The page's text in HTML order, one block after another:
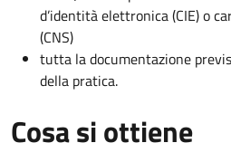
d’identità elettronica (CIE) o
(CNS)
tutta la documentazione
della pratica.
Cosa si ottiene